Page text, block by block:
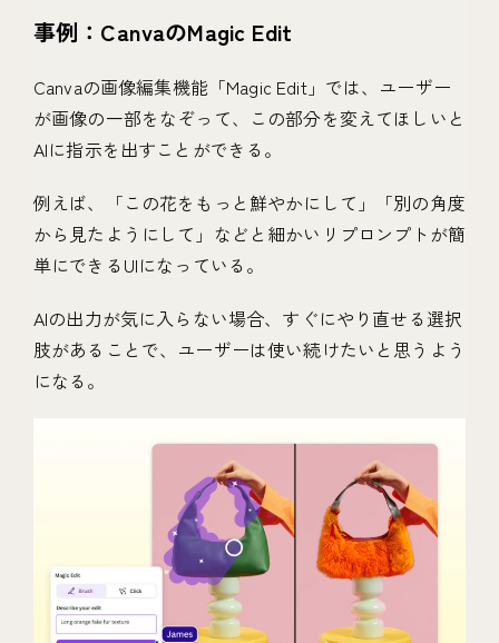
事例：CanvaのMagic Edit
Canvaの画像編集機能「Magic Edit」では、ユーザー
が画像の一部をなぞって、この部分を変えてほしいと
AIに指示を出すことができる。
例えば、「この花をもっと鮮やかにして」「別の角度
から見たようにして」などと細かいリプロンプトが簡
単にできるUIになっている。
AIの出力が気に入らない場合、すぐにやり直せる選択
肢があることで、ユーザーは使い続けたいと思うよう
になる。